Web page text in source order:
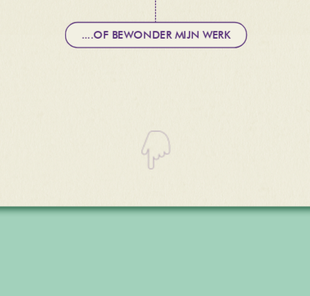
....OF BEWONDER MIJN WERK